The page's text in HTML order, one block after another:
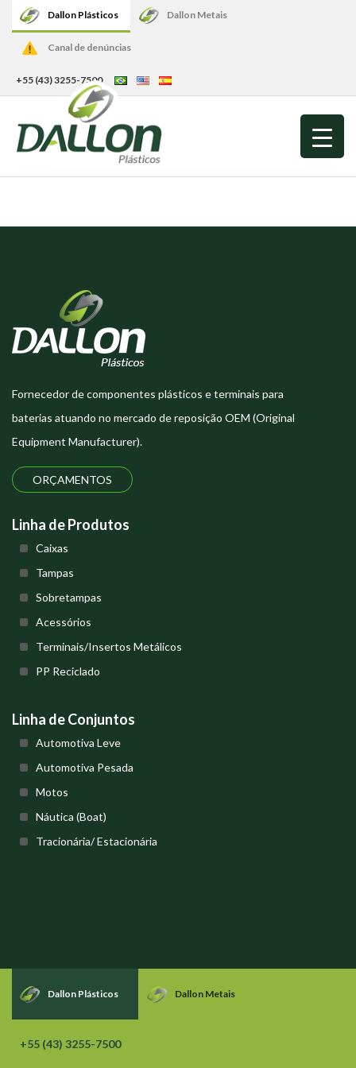
Dallon Plásticos Dallon Metais
Canal de denúncias
+55 (43) 3255-7500
Fornecedor de componentes plásticos e terminais para
baterias atuando no mercado de reposição OEM (Original
Equipment Manufacturer).
ORÇAMENTOS
Linha de Produtos
Caixas
Tampas
Sobretampas
Acessórios
Terminais/Insertos Metálicos
PP Reciclado
Linha de Conjuntos
Automotiva Leve
Automotiva Pesada
Motos
Náutica (Boat)
Tracionária/ Estacionária
Dallon Plásticos Dallon Metais
+55 (43) 3255-7500